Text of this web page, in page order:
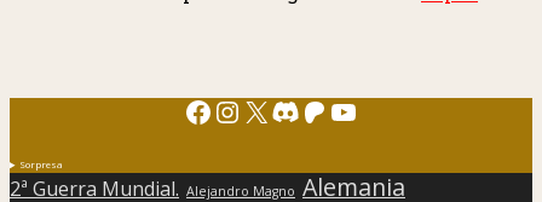
Facebook
Instagram
X Discord
Patreon
YouTube
Sorpresa
2ª Guerra Mundial. Alejandro Magno Alemania